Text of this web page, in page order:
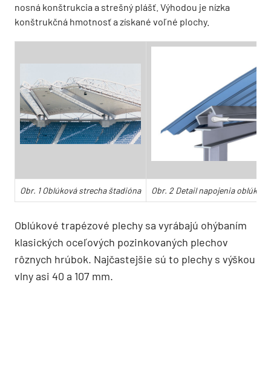
nosná konštrukcia a strešný plášť. Výhodou je nízka
konštrukčná hmotnosť a získané voľné plochy.
Obr. 1 Oblúková strecha štadióna Obr. 2 Detail napojenia
Oblúkové trapézové plechy sa vyrábajú ohýbaním
klasických oceľových pozinkovaných plechov
rôznych hrúbok. Najčastejšie sú to plechy s výškou
vlny asi 40 a 107 mm.